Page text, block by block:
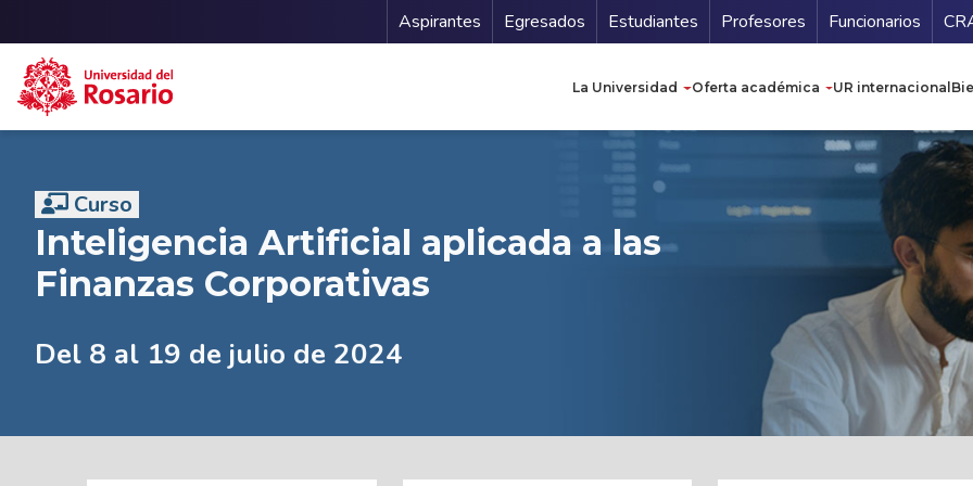
Menu Secundario
Aspirantes Egresados Estudiantes Profesores Funcionarios
La Universidad Oferta académica UR internacional
Curso
Inteligencia Artificial aplicada a las
Finanzas Corporativas
Del 8 al 19 de julio de 2024